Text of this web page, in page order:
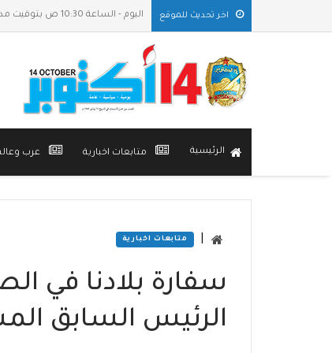
اخر تحديث للموقع اليوم - الساعة 10:30 ص بتوقيت مدينة عدن
الرئيسية متابعات اخبارية عرب
متابعات اخبارية
سفارة بلادنا في
الرئيس السابق